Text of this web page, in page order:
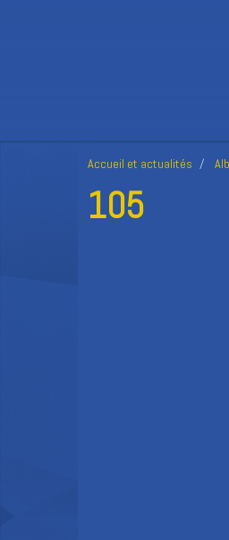
Accueil et actualités
105